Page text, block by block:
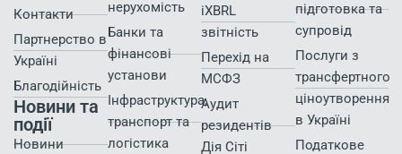
Контакти
Партнерство в
Україні
Благодійність
Новини та
події
Новини
нерухомість
Банки та
фінансові
установи
Інфраструктура,
транспорт та
логістика
iXBRL
звітність
Перехід на
МСФЗ
Аудит
резидентів
Дія Сіті
підготовка та
супровід
Послуги з
трансфертного
ціноутворення
в Україні
Податкове